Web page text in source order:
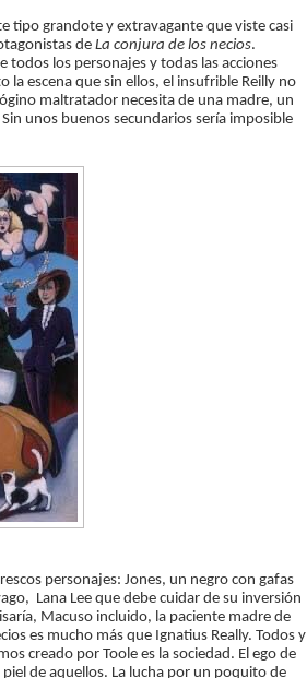
tipo grandote y extravagante que viste casi
de La conjura de los necios.
todos los personajes y todas las acciones
escena que sin ellos, el insufrible Reilly no
maltratador necesita de una madre, un
unos buenos secundarios sería imposible
personajes: Jones, un negro con gafas
Lana Lee que debe cuidar de su inversión
Macuso incluido, la paciente madre de
es mucho más que Ignatius Really. Todos y
creado por Toole es la sociedad. El ego de
de aquellos. La lucha por un poquito de